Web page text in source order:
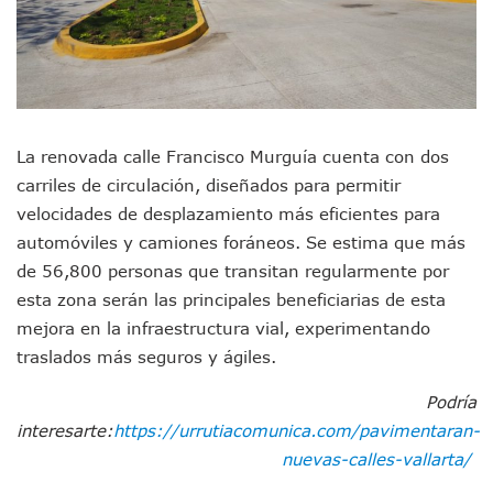
Yussara Canales Pide Transparencia Sobre Nuevo
Adultos Mayores De Ixtapa Tendrán Una “Casa De Día”
Mujeres Recorren Calles De Ixtapa Para Identificar
Bruno Blancas Convoca A Mesa De Análisis Para La
Videos De Presunto Convoy Armado Desatan Operativo
Playa Las Cocinas: Retiran Concesión Y Anuncian Plan De
Dr. Álvarez Zayas Dirige Plan De Salud Animal Y
Por Desaparición Forzada, Expolicías De Nayarit
“El Mayo” Zambada Es Condenado A Morir En Prisión En
Orgullo Vallartense: Zhoemí Luévanos Competirá En El
Brigada Forense Brindará Atención A Familias De
Pelea De Extranjera Durante Función De “La Odisea” En
Joven Esgrimista De Puerto Vallarta Asegura Lugar En El
Coordinan Operativo Para Las Tradicionales Paseadas
Monzón Mexicano Causará Lluvias Muy Fuertes En
Acusado De Homicidio En El Tuito Permanecerá Un Año
La renovada calle Francisco Murguía cuenta con dos
carriles de circulación, diseñados para permitir
velocidades de desplazamiento más eficientes para
automóviles y camiones foráneos. Se estima que más
de 56,800 personas que transitan regularmente por
esta zona serán las principales beneficiarias de esta
mejora en la infraestructura vial, experimentando
traslados más seguros y ágiles.
Podría
interesarte:https://urrutiacomunica.com/pavimentaran-
nuevas-calles-vallarta/